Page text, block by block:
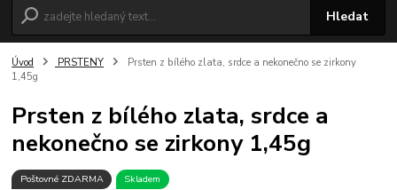
Hledat
Úvod PRSTENY
Prsten z bílého zlata, srdce a nekonečno se zirkony
1,45g
Prsten z bílého zlata, srdce a
nekonečno se zirkony 1,45g
Poštovné ZDARMA Skladem